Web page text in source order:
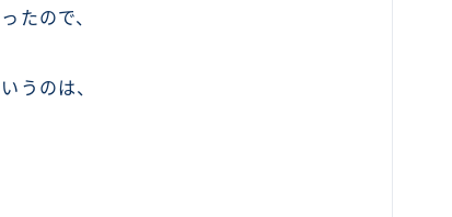
たので、
うのは、